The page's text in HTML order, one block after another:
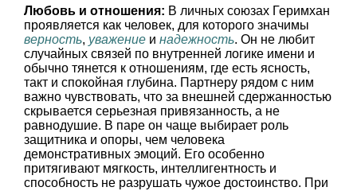
Любовь и отношения: В личных союзах Геримхан
проявляется как человек, для которого значимы
верность, уважение и надежность. Он не любит
случайных связей по внутренней логике имени и
обычно тянется к отношениям, где есть ясность,
такт и спокойная глубина. Партнеру рядом с ним
важно чувствовать, что за внешней сдержанностью
скрывается серьезная привязанность, а не
равнодушие. В паре он чаще выбирает роль
защитника и опоры, чем человека
демонстративных эмоций. Его особенно
притягивают мягкость, интеллигентность и
способность не разрушать чужое достоинство. При